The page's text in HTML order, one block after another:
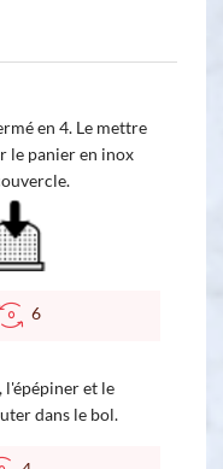
en 4. Le mettre
le panier en inox
6
l'épépiner et le
dans le bol.